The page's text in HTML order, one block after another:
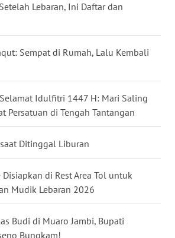
Lebaran, Ini Daftar dan
Sempat di Rumah, Lalu Kembali
Idulfitri 1447 H: Mari Saling
Persatuan di Tengah Tantangan
Ditinggal Liburan
di Rest Area Tol untuk
Mudik Lebaran 2026
Budi di Muaro Jambi, Bupati
Bungkam!